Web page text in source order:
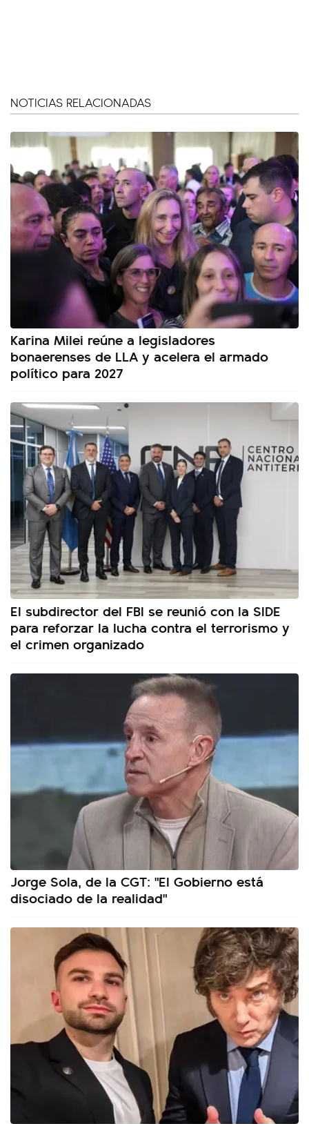
NOTICIAS RELACIONADAS
Karina Milei reúne a legisladores
bonaerenses de LLA y acelera el armado
político para 2027
El subdirector del FBI se reunió con la SIDE
para reforzar la lucha contra el terrorismo y
el crimen organizado
Jorge Sola, de la CGT: "El Gobierno está
disociado de la realidad"